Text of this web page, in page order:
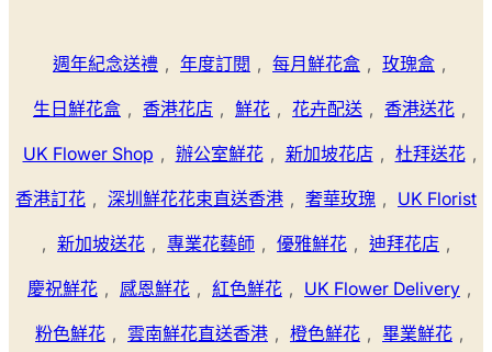
週年紀念送禮 , 年度訂閱 , 每月鮮花盒 , 玫瑰盒 ,
生日鮮花盒 , 香港花店 , 鮮花 , 花卉配送 , 香港送花 ,
UK Flower Shop , 辦公室鮮花 , 新加坡花店 , 杜拜送花 ,
香港訂花 , 深圳鮮花花束直送香港 , 奢華玫瑰 , UK Florist
, 新加坡送花 , 專業花藝師 , 優雅鮮花 , 迪拜花店 ,
慶祝鮮花 , 感恩鮮花 , 紅色鮮花 , UK Flower Delivery ,
粉色鮮花 , 雲南鮮花直送香港 , 橙色鮮花 , 畢業鮮花 ,